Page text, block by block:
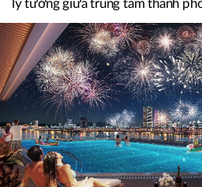
lý tưởng giữa trung tâm thành